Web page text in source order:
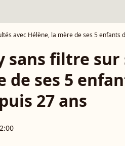
avec Hélène, la mère de ses 5 enfants
sans filtre sur
de ses 5
27 ans